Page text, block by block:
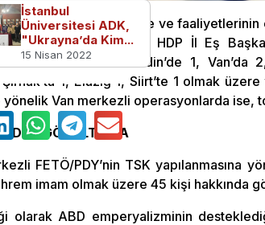
örgütünün deşifresine ve
aralarında Diyarbakır HDP İl Eş
90, İstanbul’da 4, Mardin’de 1,
Şırnak’ta 1, Elazığ 1, Siirt’te 1 olmak
Van merkezli operasyonlarda ise,
GÖZALTINDA
FETÖ/PDY’nin TSK yapılanmasına
imam olmak üzere 45 kişi hakkında
olarak ABD emperyalizminin
İstanbul
Üniversitesi ADK,
"Ukrayna’da Kim...
15 Nisan 2022